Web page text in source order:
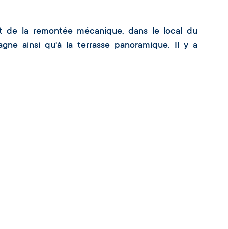
de la remontée mécanique, dans le local du
ainsi qu'à la terrasse panoramique. Il y a